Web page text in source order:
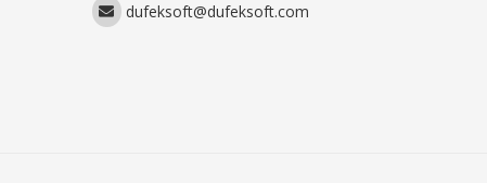
dufeksoft@dufeksoft.com